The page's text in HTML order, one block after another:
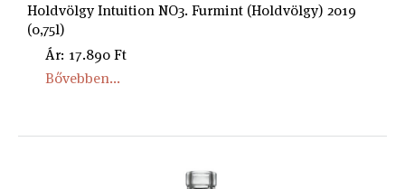
Holdvölgy Intuition NO3. Furmint (Holdvölgy) 2019
(0,75l)
Ár: 17.890 Ft
Bővebben...